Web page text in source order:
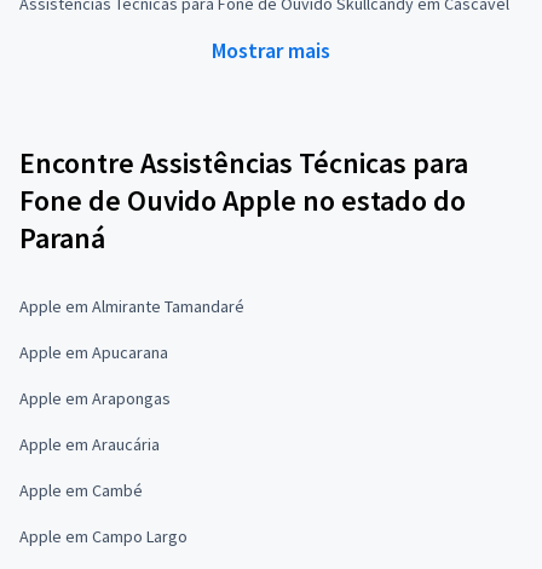
Mostrar mais
Encontre Assistências Técnicas para
Fone de Ouvido Apple no estado do
Paraná
Apple em Almirante Tamandaré
Apple em Apucarana
Apple em Arapongas
Apple em Araucária
Apple em Cambé
Apple em Campo Largo